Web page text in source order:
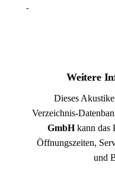
-
Weitere
Dieses
Verzeichnis-
GmbHkann das
Öffnungszeiten,
und